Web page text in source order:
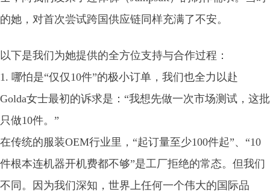
的她，对首次尝试跨国供应链同样充满了不安。
以下是我们为她提供的全方位支持与合作过程：
1. 哪怕是“仅仅10件”的极小订单，我们也全力以赴
Golda女士最初的诉求是：“我想先做一次市场测试，这批
只做10件。”
在传统的服装OEM行业里，“起订量至少100件起”、“10
件根本连机器开机费都不够”是工厂拒绝的常态。但我们
不同。因为我们深知，世界上任何一个伟大的国际品